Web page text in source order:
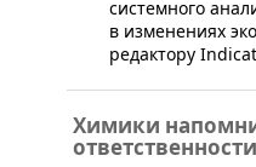
системного
в изменениях
редактору
Химики